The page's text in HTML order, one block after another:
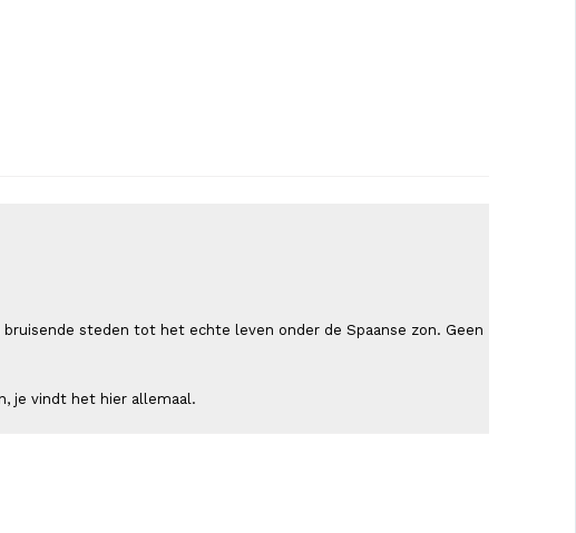
steden tot het echte leven onder de Spaanse zon. Geen
je vindt het hier allemaal.